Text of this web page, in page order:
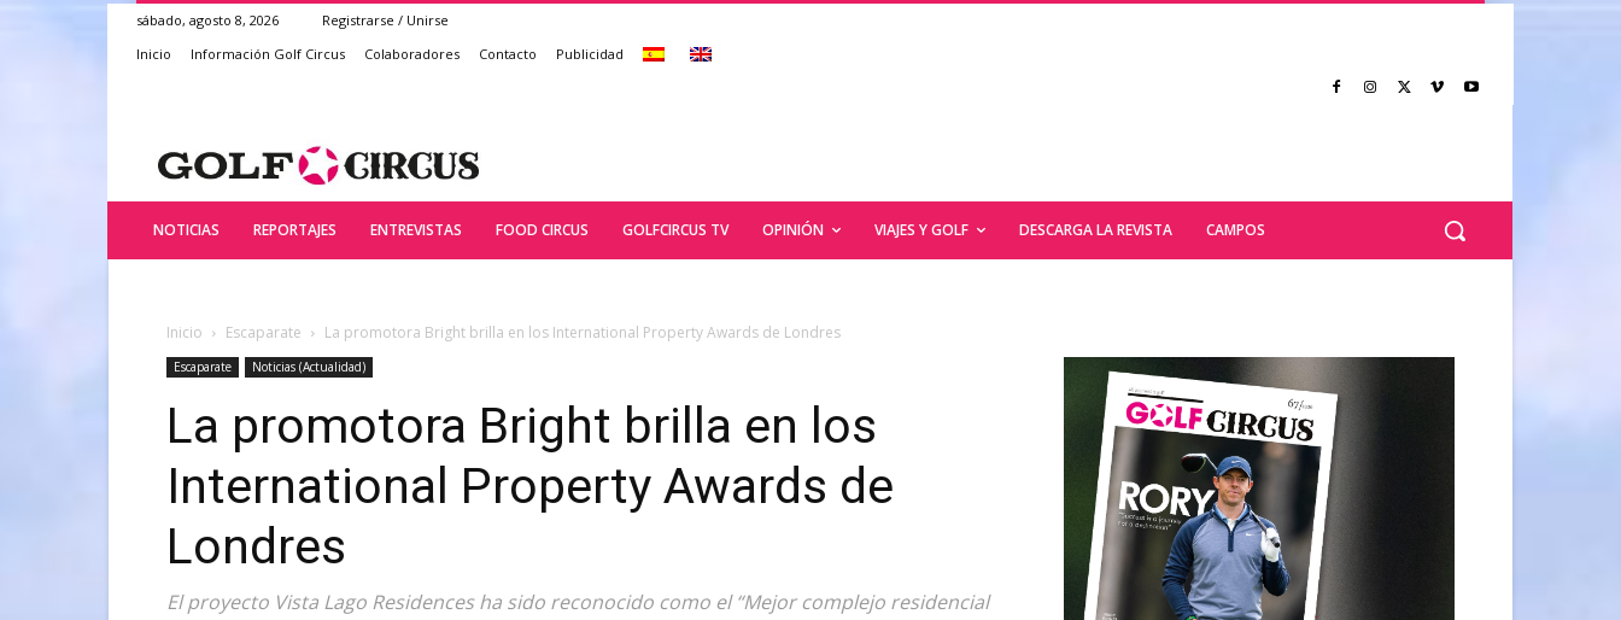
sábado, agosto 8, 2026
Registrarse / Unirse
Inicio
Información Golf Circus Colaboradores Contacto Publicidad
NOTICIAS REPORTAJES ENTREVISTAS FOOD CIRCUS GOLFCIRCUS TV OPINIÓN VIAJES Y GOLF DESCARGA LA REVISTA CAMPOS
Inicio Escaparate La promotora Bright brilla en los International Property Awards de Londres
Escaparate Noticias (Actualidad)
La promotora Bright brilla en los
International Property Awards de
Londres
El proyecto Vista Lago Residences ha sido reconocido como el “Mejor complejo residencial